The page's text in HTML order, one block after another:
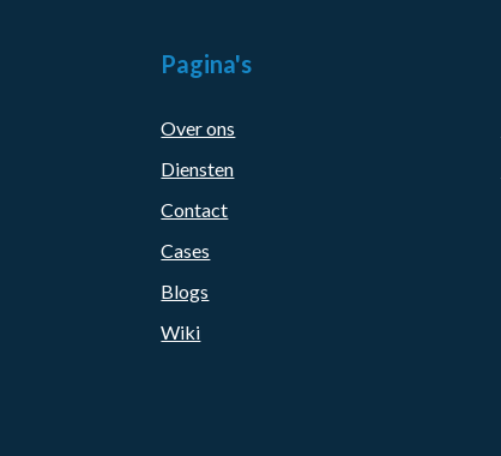
Pagina's
Over ons
Diensten
Contact
Cases
Blogs
Wiki